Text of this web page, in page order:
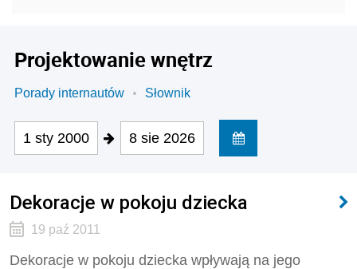
Projektowanie wnętrz
Porady internautów Słownik
1 sty 2000 8 sie 2026
Dekoracje w pokoju dziecka
19 paź 2011
Dekoracje w pokoju dziecka wpływają na jego